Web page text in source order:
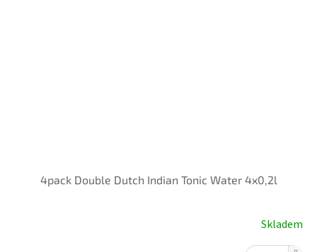
4pack Double Dutch Indian Tonic Water 4x0,2l
Skladem